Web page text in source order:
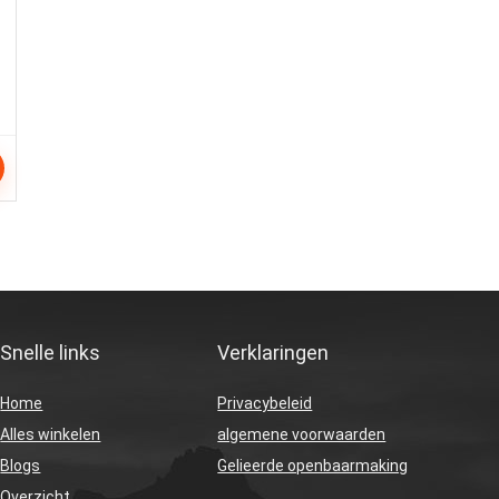
Snelle links
Home
Alles winkelen
Blogs
Verklaringen
Privacybeleid
algemene voorwaarden
Gelieerde openbaarmaking